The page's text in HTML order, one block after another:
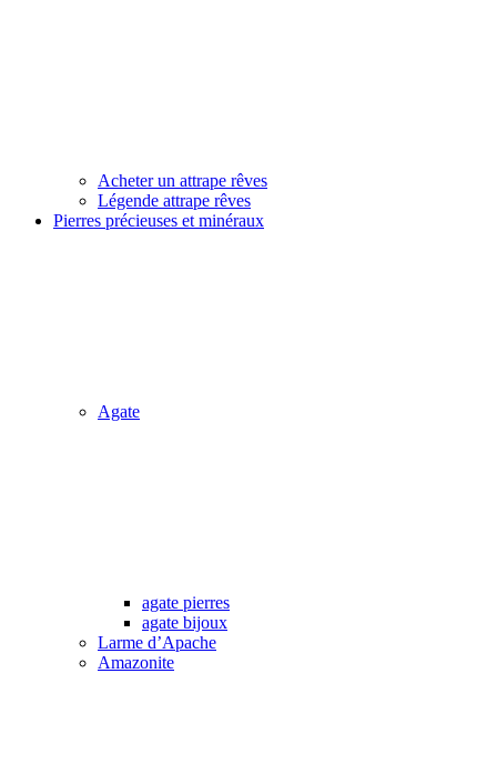
Acheter un attrape rêves
Légende attrape rêves
Pierres précieuses et minéraux
Agate
agate pierres
agate bijoux
Larme d’Apache
Amazonite